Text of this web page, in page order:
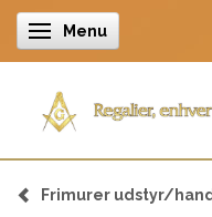
Skifte navigation
Menu
Frimurer udstyr/